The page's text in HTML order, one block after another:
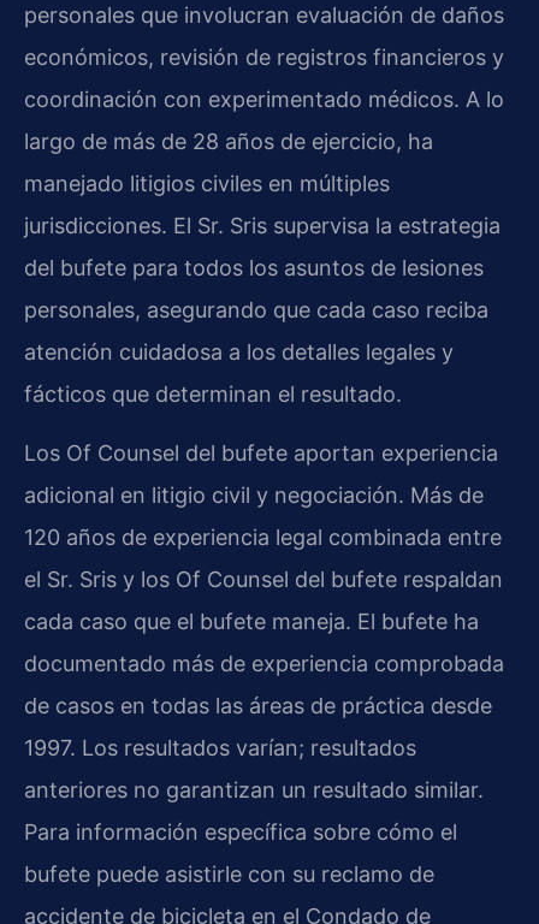
personales que involucran evaluación de daños
económicos, revisión de registros financieros y
coordinación con experimentado médicos. A lo
largo de más de 28 años de ejercicio, ha
manejado litigios civiles en múltiples
jurisdicciones. El Sr. Sris supervisa la estrategia
del bufete para todos los asuntos de lesiones
personales, asegurando que cada caso reciba
atención cuidadosa a los detalles legales y
fácticos que determinan el resultado.
Los Of Counsel del bufete aportan experiencia
adicional en litigio civil y negociación. Más de
120 años de experiencia legal combinada entre
el Sr. Sris y los Of Counsel del bufete respaldan
cada caso que el bufete maneja. El bufete ha
documentado más de experiencia comprobada
de casos en todas las áreas de práctica desde
1997. Los resultados varían; resultados
anteriores no garantizan un resultado similar.
Para información específica sobre cómo el
bufete puede asistirle con su reclamo de
accidente de bicicleta en el Condado de